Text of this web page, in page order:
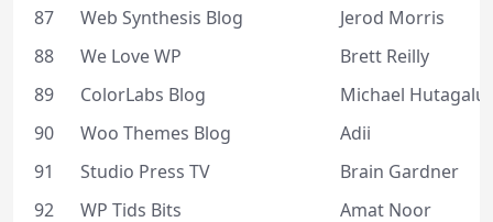
87
Web Synthesis Blog
Jerod Morris
88
We Love WP
Brett Reilly
89
ColorLabs Blog
Michael
90
Woo Themes Blog
Adii
91
Studio Press TV
Brain Gardner
92
WP Tids Bits
Amat Noor